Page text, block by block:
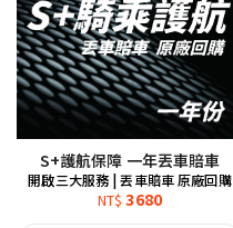
S+護航保障 一年丟車賠車
開啟三大服務 | 丟車賠車 原廠回購
NT$ 3680